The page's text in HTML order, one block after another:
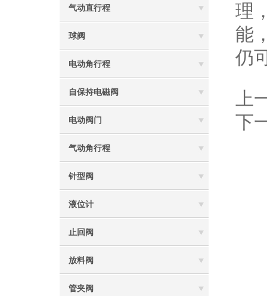
气动直行程
球阀
电动角行程
自保持电磁阀
电动阀门
气动角行程
针型阀
液位计
止回阀
放料阀
管夹阀
理
能
仍
上
下